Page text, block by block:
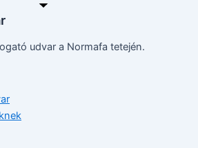
udvar a Normafa tetején.